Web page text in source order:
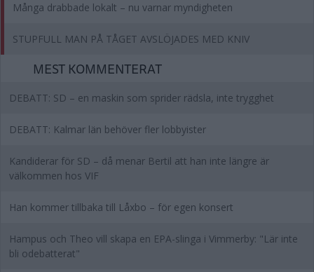
Många drabbade lokalt – nu varnar myndigheten
STUPFULL MAN PÅ TÅGET AVSLÖJADES MED KNIV
MEST KOMMENTERAT
DEBATT: SD – en maskin som sprider rädsla, inte trygghet
DEBATT: Kalmar län behöver fler lobbyister
Kandiderar för SD – då menar Bertil att han inte längre är
välkommen hos VIF
Han kommer tillbaka till Låxbo – för egen konsert
Hampus och Theo vill skapa en EPA-slinga i Vimmerby: "Lär inte
bli odebatterat"